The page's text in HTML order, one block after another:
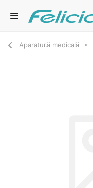
Aparatură medicală